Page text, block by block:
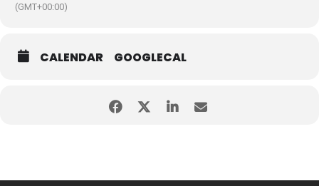
(GMT+00:00)
CALENDAR GOOGLECAL